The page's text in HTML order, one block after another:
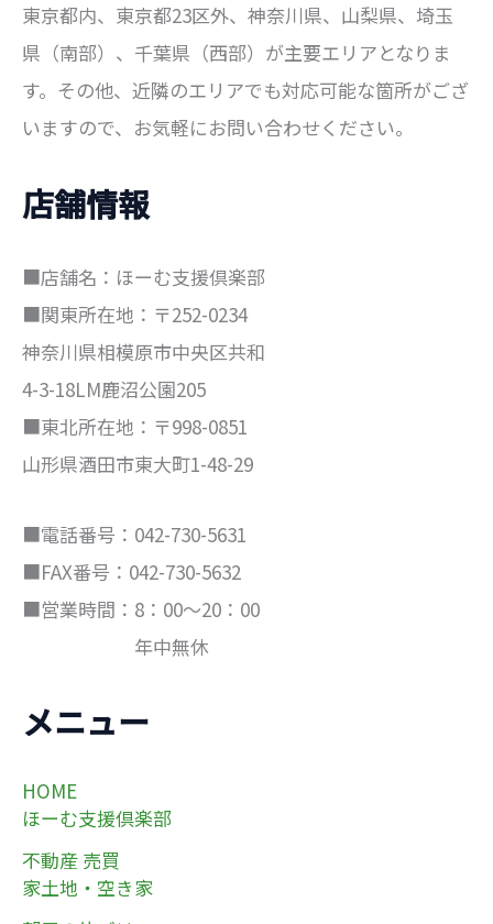
東京都内、東京都23区外、神奈川県、山梨県、埼玉
県（南部）、千葉県（西部）が主要エリアとなりま
す。その他、近隣のエリアでも対応可能な箇所がござ
いますので、お気軽にお問い合わせください。
店舗情報
■店舗名：ほーむ支援倶楽部
■関東所在地：〒252-0234
神奈川県相模原市中央区共和
4-3-18LM鹿沼公園205
■東北所在地：〒998-0851
山形県酒田市東大町1-48-29
■電話番号：042-730-5631
■FAX番号：042-730-5632
■営業時間：8：00～20：00
年中無休
メニュー
HOME
ほーむ支援倶楽部
不動産 売買
家土地・空き家